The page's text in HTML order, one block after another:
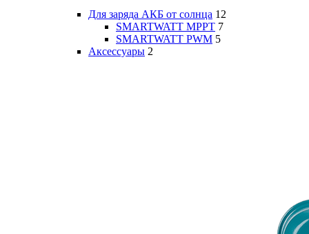
Для заряда АКБ от солнца 12
SMARTWATT MPPT 7
SMARTWATT PWM 5
Аксессуары 2